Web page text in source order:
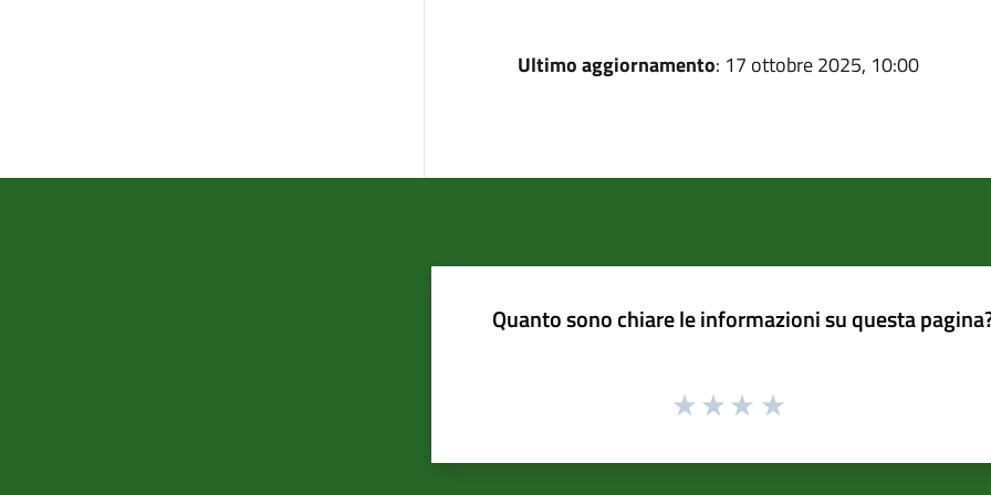
Ultimo aggiornamento: 17 ottobre 2025, 10:00
Quanto sono chiare le informazioni su questa